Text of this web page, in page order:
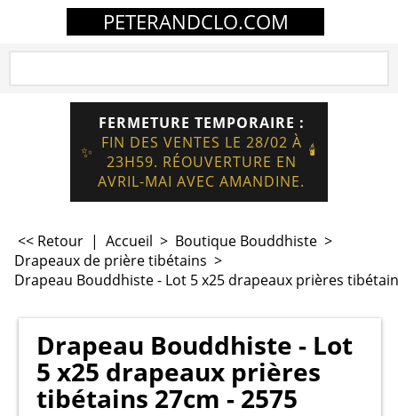
PETERANDCLO.COM
✨
FERMETURE TEMPORAIRE :
FIN DES VENTES LE 28/02 À
23H59. RÉOUVERTURE EN
AVRIL-MAI AVEC AMANDINE.
🕯️
<< Retour | Accueil > Boutique Bouddhiste >
Drapeaux de prière tibétains >
Drapeau Bouddhiste - Lot 5 x25 drapeaux prières
Drapeau Bouddhiste - Lot
5 x25 drapeaux prières
tibétains 27cm - 2575